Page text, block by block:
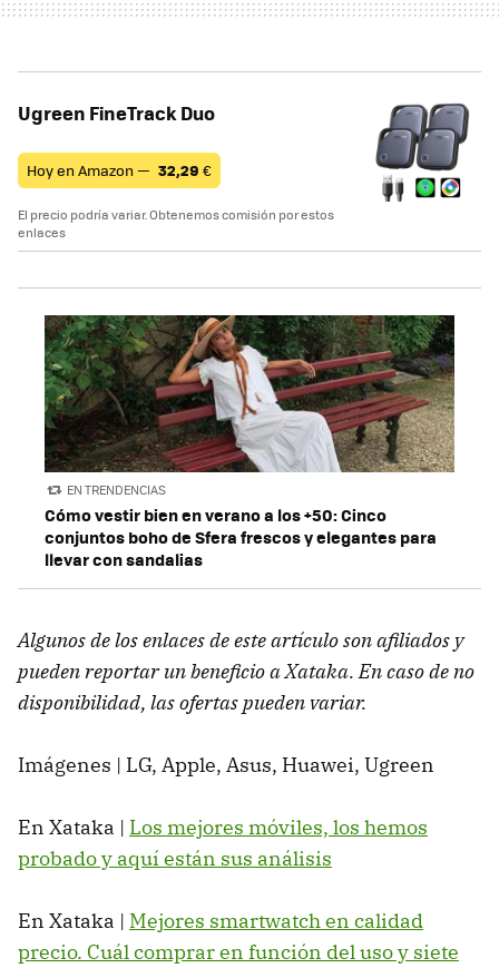
Ugreen FineTrack Duo
Hoy en Amazon — 32,29 €
El precio podría variar. Obtenemos comisión por estos
enlaces
EN TRENDENCIAS
Cómo vestir bien en verano a los +50: Cinco
conjuntos boho de Sfera frescos y elegantes para
llevar con sandalias
Algunos de los enlaces de este artículo son afiliados y
pueden reportar un beneficio a Xataka. En caso de no
disponibilidad, las ofertas pueden variar.
Imágenes | LG, Apple, Asus, Huawei, Ugreen
En Xataka | Los mejores móviles, los hemos
probado y aquí están sus análisis
En Xataka | Mejores smartwatch en calidad
precio. Cuál comprar en función del uso y siete